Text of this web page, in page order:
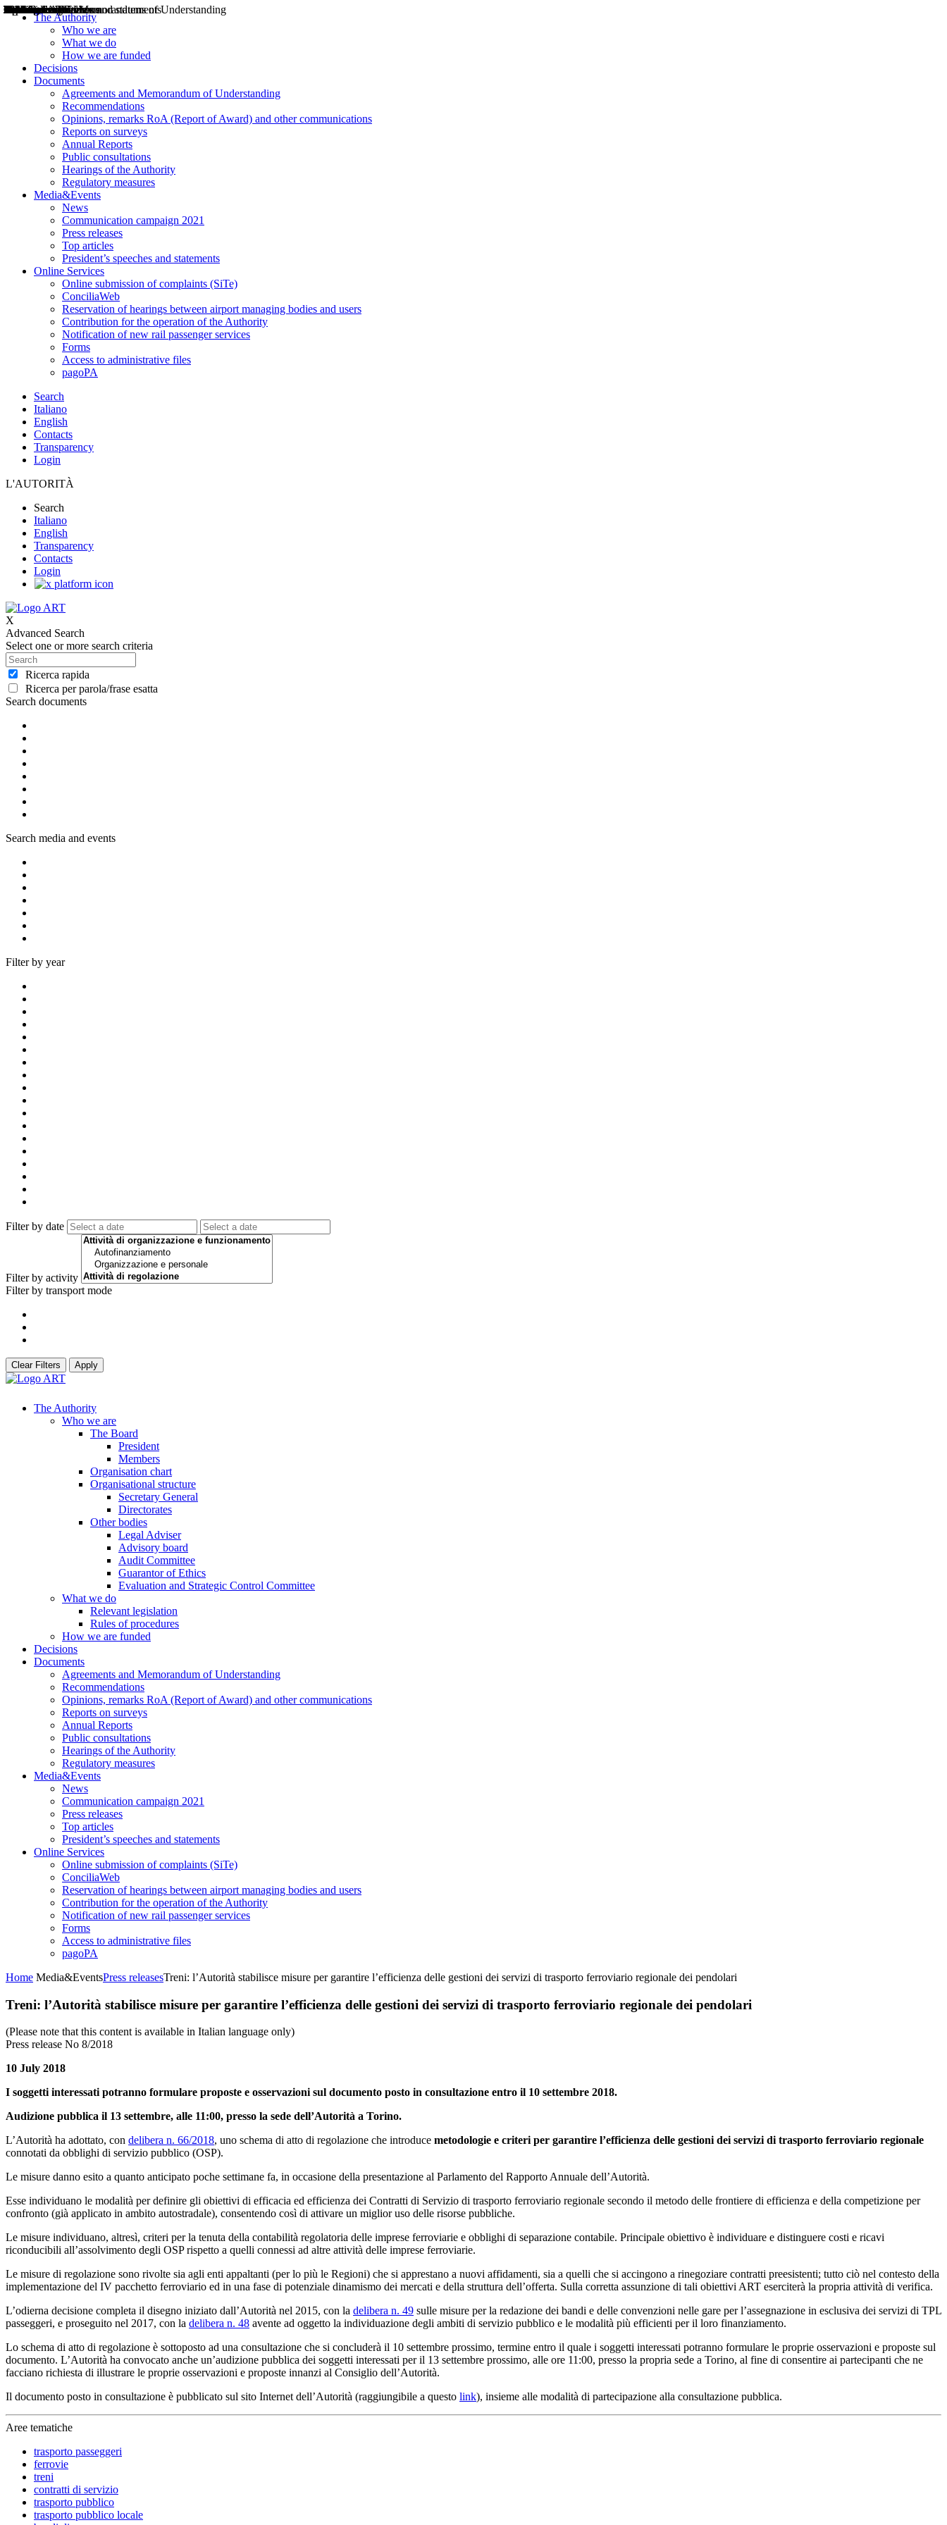
The Authority
Who we are
What we do
How we are funded
Decisions
Documents
Agreements and Memorandum of Understanding
Recommendations
Opinions, remarks RoA (Report of Award) and other communications
Reports on surveys
Annual Reports
Public consultations
Hearings of the Authority
Regulatory measures
Media&Events
News
Communication campaign 2021
Press releases
Top articles
President’s speeches and statements
Online Services
Online submission of complaints (SiTe)
ConciliaWeb
Reservation of hearings between airport managing bodies and users
Contribution for the operation of the Authority
Notification of new rail passenger services
Forms
Access to administrative files
pagoPA
Search
Italiano
English
Contacts
Transparency
Login
L'AUTORITÀ
Search
Italiano
English
Transparency
Contacts
Login
X
Advanced Search
Select one or more search criteria
Ricerca rapida
Ricerca per parola/frase esatta
Search documents
Decisions
Opinions
Public consultations
Hearings
Recommendations
Agreements and Memorandums of Understanding
Relazioni annuali
Misure di regolazione
Search media and events
News
Press Releases
Bollettini ART
Convegni ART
President’s interviews
Top articles
President’s speeches and statements
Filter by year
2004
2005
2010
2013
2014
2015
2016
2017
2018
2019
202
2020
2021
2022
2023
2024
2025
2026
Filter by date
Filter by activity
Filter by transport mode
Aereo
Marittimo
Terrestre
Clear Filters Apply
The Authority
Who we are
The Board
President
Members
Organisation chart
Organisational structure
Secretary General
Directorates
Other bodies
Legal Adviser
Advisory board
Audit Committee
Guarantor of Ethics
Evaluation and Strategic Control Committee
What we do
Relevant legislation
Rules of procedures
How we are funded
Decisions
Documents
Agreements and Memorandum of Understanding
Recommendations
Opinions, remarks RoA (Report of Award) and other communications
Reports on surveys
Annual Reports
Public consultations
Hearings of the Authority
Regulatory measures
Media&Events
News
Communication campaign 2021
Press releases
Top articles
President’s speeches and statements
Online Services
Online submission of complaints (SiTe)
ConciliaWeb
Reservation of hearings between airport managing bodies and users
Contribution for the operation of the Authority
Notification of new rail passenger services
Forms
Access to administrative files
pagoPA
Home Media&EventsPress releasesTreni: l’Autorità stabilisce misure per garantire l’efficienza delle gestioni dei servizi di trasporto ferroviario regionale dei pendolari
Treni: l’Autorità stabilisce misure per garantire l’efficienza delle gestioni dei servizi di trasporto ferroviario regionale dei pendolari
(Please note that this content is available in Italian language only)
Press release No 8/2018
10 July 2018
I soggetti interessati potranno formulare proposte e osservazioni sul documento posto in consultazione entro il 10 settembre 2018.
Audizione pubblica il 13 settembre, alle 11:00, presso la sede dell’Autorità a Torino.
L’Autorità ha adottato, con delibera n. 66/2018, uno schema di atto di regolazione che introduce metodologie e criteri per garantire l’efficienza delle gestioni dei servizi di trasporto ferroviario regionale
connotati da obblighi di servizio pubblico (OSP).
Le misure danno esito a quanto anticipato poche settimane fa, in occasione della presentazione al Parlamento del Rapporto Annuale dell’Autorità.
Esse individuano le modalità per definire gli obiettivi di efficacia ed efficienza dei Contratti di Servizio di trasporto ferroviario regionale secondo il metodo delle frontiere di efficienza e della competizione per
confronto (già applicato in ambito autostradale), consentendo così di attivare un miglior uso delle risorse pubbliche.
Le misure individuano, altresì, criteri per la tenuta della contabilità regolatoria delle imprese ferroviarie e obblighi di separazione contabile. Principale obiettivo è individuare e distinguere costi e ricavi
riconducibili all’assolvimento degli OSP rispetto a quelli connessi ad altre attività delle imprese ferroviarie.
Le misure di regolazione sono rivolte sia agli enti appaltanti (per lo più le Regioni) che si apprestano a nuovi affidamenti, sia a quelli che si accingono a rinegoziare contratti preesistenti; tutto ciò nel contesto della
implementazione del IV pacchetto ferroviario ed in una fase di potenziale dinamismo dei mercati e della struttura dell’offerta. Sulla corretta assunzione di tali obiettivi ART eserciterà la propria attività di verifica.
L’odierna decisione completa il disegno iniziato dall’Autorità nel 2015, con la delibera n. 49 sulle misure per la redazione dei bandi e delle convenzioni nelle gare per l’assegnazione in esclusiva dei servizi di TPL
passeggeri, e proseguito nel 2017, con la delibera n. 48 avente ad oggetto la individuazione degli ambiti di servizio pubblico e le modalità più efficienti per il loro finanziamento.
Lo schema di atto di regolazione è sottoposto ad una consultazione che si concluderà il 10 settembre prossimo, termine entro il quale i soggetti interessati potranno formulare le proprie osservazioni e proposte sul
documento. L’Autorità ha convocato anche un’audizione pubblica dei soggetti interessati per il 13 settembre prossimo, alle ore 11:00, presso la propria sede a Torino, al fine di consentire ai partecipanti che ne
facciano richiesta di illustrare le proprie osservazioni e proposte innanzi al Consiglio dell’Autorità.
Il documento posto in consultazione è pubblicato sul sito Internet dell’Autorità (raggiungibile a questo link), insieme alle modalità di partecipazione alla consultazione pubblica.
Aree tematiche
trasporto passeggeri
ferrovie
treni
contratti di servizio
trasporto pubblico
trasporto pubblico locale